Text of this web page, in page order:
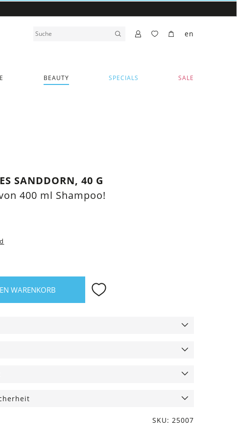
BEAUTY SPECIALS SALE
en
SANDDORN, 40 G
400 ml Shampoo!
WARENKORB
SKU: 25007